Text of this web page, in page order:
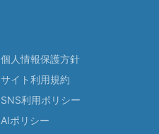
個人情報保護方針
サイト利用規約
SNS利用ポリシー
AIポリシー